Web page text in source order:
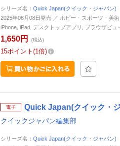
シリーズ名： Quick Japan(クイック・ジャパン)
2025年08月08日発売 ／ ホビー・スポーツ・美
iPhone, iPad, デスクトップアプリ, ブラウザビュ
1,650円 (税込)
15ポイント 1倍
電子 Quick Japan(クイック・
クイックジャパン編集部
シリーズ名： Quick Japan(クイック・ジャパン)